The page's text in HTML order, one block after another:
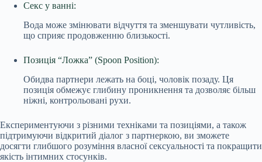
Секс у ванні:
Вода може змінювати відчуття та зменшувати чутливість,
що сприяє продовженню близькості.
Позиція “Ложка” (Spoon Position):
Обидва партнери лежать на боці, чоловік позаду. Ця
позиція обмежує глибину проникнення та дозволяє більш
ніжні, контрольовані рухи.
Експериментуючи з різними техніками та позиціями, а також
підтримуючи відкритий діалог з партнеркою, ви зможете
досягти глибшого розуміння власної сексуальності та покращити
якість інтимних стосунків.